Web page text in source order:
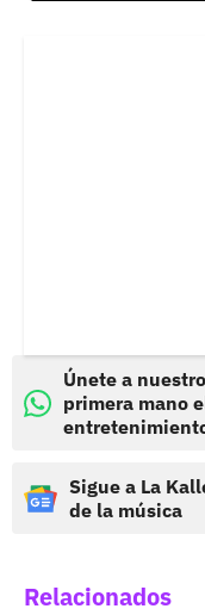
Únete a
primera mano
Sigue a La
de la música
Relacionados